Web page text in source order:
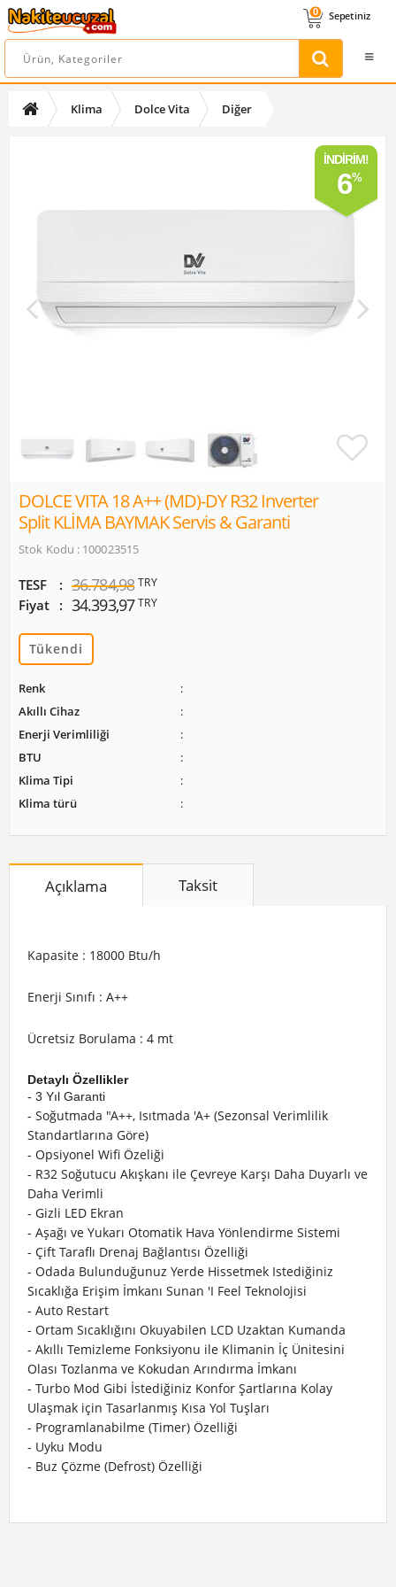
0 Sepetiniz
Klima Dolce Vita Diğer
DOLCE VITA 18 A++ (MD)-DY R32 Inverter
Split KLİMA BAYMAK Servis & Garanti
Stok Kodu : 100023515
TESF 36.784,98 TRY
Fiyat 34.393,97 TRY
Tükendi
Renk
Akıllı Cihaz
Enerji Verimliliği
BTU
Klima Tipi
Klima türü
İNDIRIM!
6
Açıklama Taksit
Kapasite : 18000 Btu/h
Enerji Sınıfı : A++
Ücretsiz Borulama : 4 mt
Detaylı Özellikler
- 3 Yıl Garanti
- Soğutmada "A++, Isıtmada 'A+ (Sezonsal Verimlilik
Standartlarına Göre)
- Opsiyonel Wifi Özeliği
- R32 Soğutucu Akışkanı ile Çevreye Karşı Daha Duyarlı ve
Daha Verimli
- Gizli LED Ekran
- Aşağı ve Yukarı Otomatik Hava Yönlendirme Sistemi
- Çift Taraflı Drenaj Bağlantısı Özelliği
- Odada Bulunduğunuz Yerde Hissetmek Istediğiniz
Sıcaklığa Erişim İmkanı Sunan 'I Feel Teknolojisi
- Auto Restart
- Ortam Sıcaklığını Okuyabilen LCD Uzaktan Kumanda
- Akıllı Temizleme Fonksiyonu ile Klimanin İç Ünitesini
Olası Tozlanma ve Kokudan Arındırma İmkanı
- Turbo Mod Gibi İstediğiniz Konfor Şartlarına Kolay
Ulaşmak için Tasarlanmış Kısa Yol Tuşları
- Programlanabilme (Timer) Özelliği
- Uyku Modu
- Buz Çözme (Defrost) Özelliği